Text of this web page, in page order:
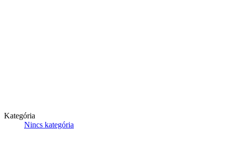
Kategória
Nincs kategória